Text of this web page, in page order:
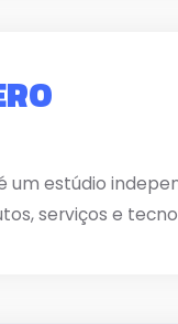
um estúdio
serviços e